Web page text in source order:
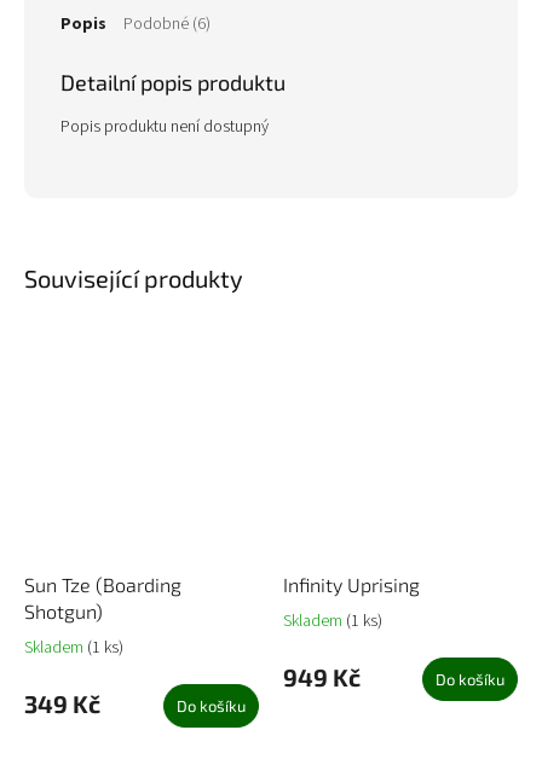
Související produkty
Sun Tze (Boarding
Shotgun)
Skladem (1 ks)
349 Kč Do košíku
Infinity Uprising
Skladem (1 ks)
949 Kč Do košíku
Popis Podobné (6)
Detailní popis produktu
Popis produktu není dostupný